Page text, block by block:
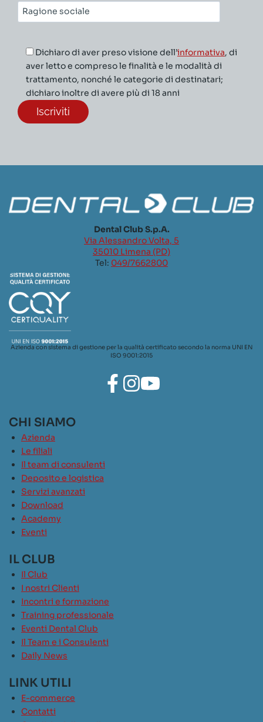
Ragione
sociale*
Dichiaro di aver preso visione dell’informativa, di
aver letto e compreso le finalità e le modalità di
trattamento, nonché le categorie di destinatari;
dichiaro inoltre di avere più di 18 anni
Dental Club S.p.A.
Via Alessandro Volta, 5
35010 Limena (PD)
Tel: 049/7662800
Azienda con sistema di gestione per la qualità certificato secondo la norma UNI EN
ISO 9001:2015
CHI SIAMO
Azienda
Le filiali
Il team di consulenti
Deposito e logistica
Servizi avanzati
Download
Academy
Eventi
IL CLUB
Il Club
I nostri Clienti
Incontri e formazione
Training professionale
Eventi Dental Club
Il Team e i Consulenti
Daily News
LINK UTILI
E-commerce
Contatti